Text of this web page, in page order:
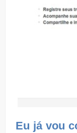
Eu já vou